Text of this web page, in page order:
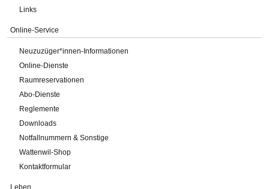
Links
Online-Service
Neuzuzüger*innen-Informationen
Online-Dienste
Raumreservationen
Abo-Dienste
Reglemente
Downloads
Notfallnummern & Sonstige
Wattenwil-Shop
Kontaktformular
Leben